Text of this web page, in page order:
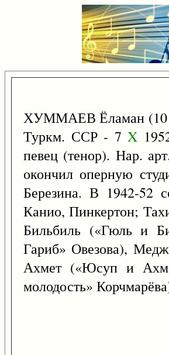
ХУММАЕВ Ёламан (10
Туркм. ССР - 7X
певец (тенор). Нар.
окончил оперную
Березина. В 1942-52
Канио, Пинкертон;
Бильбиль («Гюль и
Гариб» Овезова),
Ахмет («Юсуп и
молодость»